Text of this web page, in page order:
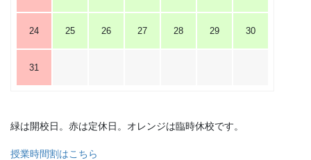
24 25 26 27 28 29 30
31
緑は開校日。赤は定休日。オレンジは臨時休校です。
授業時間割はこちら